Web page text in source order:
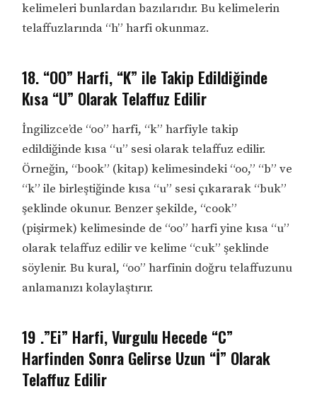
kelimeleri bunlardan bazılarıdır. Bu kelimelerin
telaffuzlarında “h” harfi okunmaz.
18. “OO” Harfi, “K” ile Takip Edildiğinde
Kısa “U” Olarak Telaffuz Edilir
İngilizce’de “oo” harfi, “k” harfiyle takip
edildiğinde kısa “u” sesi olarak telaffuz edilir.
Örneğin, “book” (kitap) kelimesindeki “oo,” “b” ve
“k” ile birleştiğinde kısa “u” sesi çıkararak “buk”
şeklinde okunur. Benzer şekilde, “cook”
(pişirmek) kelimesinde de “oo” harfi yine kısa “u”
olarak telaffuz edilir ve kelime “cuk” şeklinde
söylenir. Bu kural, “oo” harfinin doğru telaffuzunu
anlamanızı kolaylaştırır.
19 .”Ei” Harfi, Vurgulu Hecede “C”
Harfinden Sonra Gelirse Uzun “İ” Olarak
Telaffuz Edilir